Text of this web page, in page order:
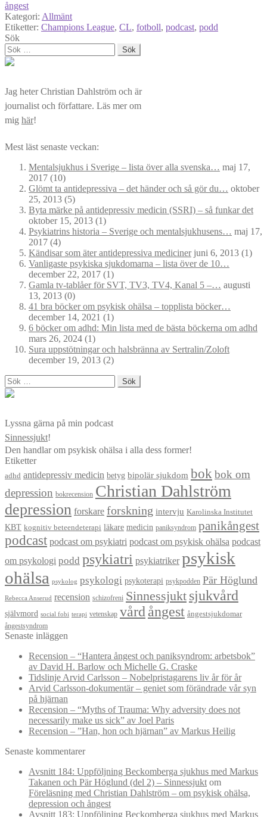
ångest
Kategori: Allmänt
Etiketter: Champions League, CL, fotboll, podcast, podd
Sök
Sök
efter:
Jag heter Christian Dahlström och är
journalist och författare. Läs mer om
mig här!
Mest läst senaste veckan:
Mentalsjukhus i Sverige – lista över alla svenska… maj 17,
2017 (10)
Glömt ta antidepressiva – det händer och så gör du… oktober
25, 2013 (5)
Byta märke på antidepressiv medicin (SSRI) – så funkar det
oktober 15, 2013 (1)
Psykiatrins historia – Sverige och mentalsjukhusens… maj 17,
2017 (4)
Kändisar som äter antidepressiva medicinerjuni 6, 2013 (1)
Vanligaste psykiska sjukdomarna – lista över de 10…
december 22, 2017 (1)
Gamla tv-tablåer för SVT, TV3, TV4, Kanal 5 –… augusti
13, 2013 (0)
41 bra böcker om psykisk ohälsa – topplista böcker…
december 14, 2021 (1)
6 böcker om adhd: Min lista med de bästa böckerna om adhd
mars 26, 2024 (1)
Sura uppstötningar och halsbränna av Sertralin/Zoloft
december 19, 2013 (2)
Sök
efter:
Lyssna gärna på min podcast
Sinnessjukt!
Den handlar om psykisk ohälsa i alla dess former!
Etiketter
adhd antidepressiv medicin betyg bipolär sjukdom bokbok om
depression
bokrecension Christian Dahlström
depression forskare forskning intervju Karolinska Institutet
KBT kognitiv beteendeterapi läkare medicin paniksyndrom panikångest
podcast podcast om psykiatri podcast om psykisk ohälsa podcast
om psykologi podd psykiatri psykiatriker psykisk
ohälsa psykolog psykologi psykoterapi psykpodden Pär Höglund
Rebecca Anserud recension schizofreni Sinnessjukt sjukvård
självmord social fobi terapi vetenskap vård ångest ångestsjukdomar
ångestsyndrom
Senaste inläggen
Recension – “Hantera ångest och paniksyndrom: arbetsbok”
av David H. Barlow och Michelle G. Craske
Tidslinje Arvid Carlsson – Nobelpristagarens liv år för år
Arvid Carlsson-dokumentär – geniet som förändrade vår syn
på hjärnan
Recension – “Myths of Trauma: Why adversity does not
necessarily make us sick” av Joel Paris
Recension – ”Han, hon och hjärnan” av Markus Heilig
Senaste kommentarer
Avsnitt 184: Uppföljning Beckomberga sjukhus med Markus
Takanen och Pär Höglund (del 2) – Sinnessjukt om
Föreläsning med Christian Dahlström – om psykisk ohälsa,
depression och ångest
Avsnitt 183: Uppföljning Beckomberga sjukhus med Markus